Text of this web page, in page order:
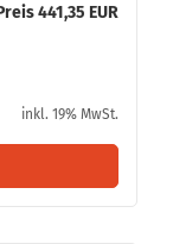
441,35 EUR
inkl. 19% MwSt.